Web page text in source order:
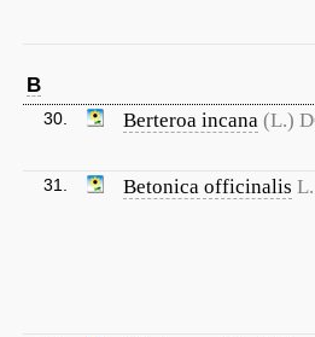
B
30. Berteroa incana (L.)
31. Betonica officinalis L.